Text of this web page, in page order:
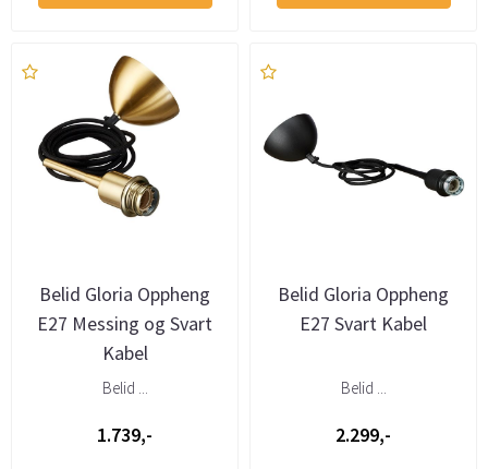
Belid Gloria Oppheng
E27 Messing og Svart
Kabel
Belid ...
1.739,-
Belid Gloria Oppheng
E27 Svart Kabel
Belid ...
2.299,-